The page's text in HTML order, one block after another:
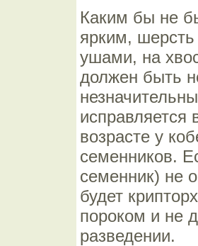
Каким бы не
ярким, шерсть
ушами, на
должен быть
возрасте у
семенников.
семенник) не
будет
пороком и не
разведении.